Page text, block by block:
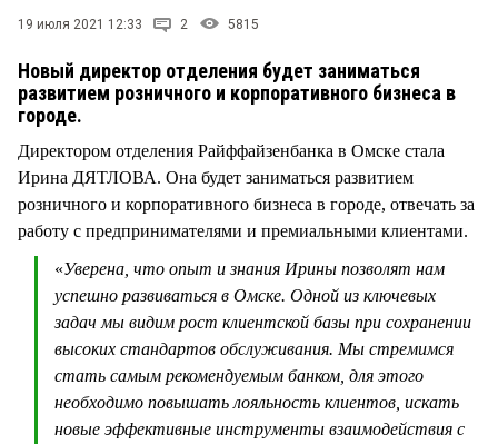
19 июля 2021 12:33 2 5815
Новый директор отделения будет заниматься
развитием розничного и корпоративного бизнеса в
городе.
Директором отделения Райффайзенбанка в Омске стала
Ирина ДЯТЛОВА. Она будет заниматься развитием
розничного и корпоративного бизнеса в городе, отвечать за
работу с предпринимателями и премиальными клиентами.
«Уверена, что опыт и знания Ирины позволят нам
успешно развиваться в Омске. Одной из ключевых
задач мы видим рост клиентской базы при сохранении
высоких стандартов обслуживания. Мы стремимся
стать самым рекомендуемым банком, для этого
необходимо повышать лояльность клиентов, искать
новые эффективные инструменты взаимодействия с